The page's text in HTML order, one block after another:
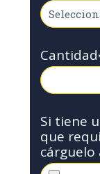
Cantidad
Si tiene
que
cárguelo